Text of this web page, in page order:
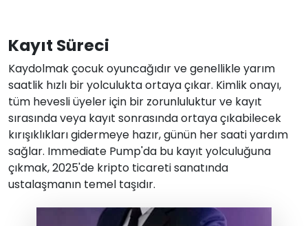
Kayıt Süreci
Kaydolmak çocuk oyuncağıdır ve genellikle yarım
saatlik hızlı bir yolculukta ortaya çıkar. Kimlik onayı,
tüm hevesli üyeler için bir zorunluluktur ve kayıt
sırasında veya kayıt sonrasında ortaya çıkabilecek
kırışıklıkları gidermeye hazır, günün her saati yardım
sağlar. Immediate Pump'da bu kayıt yolculuğuna
çıkmak, 2025'de kripto ticareti sanatında
ustalaşmanın temel taşıdır.